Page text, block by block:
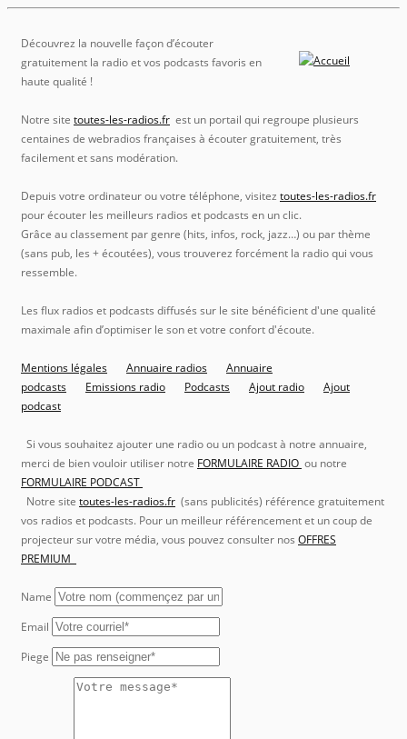
Découvrez la nouvelle façon d’écouter
gratuitement la radio et vos podcasts favoris en
haute qualité !
Notre site toutes-les-radios.fr est un portail qui regroupe plusieurs
centaines de webradios françaises à écouter gratuitement, très
facilement et sans modération.
Depuis votre ordinateur ou votre téléphone, visitez toutes-les-radios.fr
pour écouter les meilleurs radios et podcasts en un clic.
Grâce au classement par genre (hits, infos, rock, jazz…) ou par thème
(sans pub, les + écoutées), vous trouverez forcément la radio qui vous
ressemble.
Les flux radios et podcasts diffusés sur le site bénéficient d'une qualité
maximale afin d’optimiser le son et votre confort d'écoute.
Mentions légales Annuaire radios
Annuaire
podcasts
Emissions radio Podcasts Ajout radio
Ajout
podcast
Si vous souhaitez ajouter une radio ou un podcast à notre annuaire,
merci de bien vouloir utiliser notre FORMULAIRE RADIO ou notre
FORMULAIRE PODCAST
Notre site toutes-les-radios.fr (sans publicités) référence gratuitement
vos radios et podcasts. Pour un meilleur référencement et un coup de
projecteur sur votre média, vous pouvez consulter nos OFFRES
PREMIUM
Name
Email
Piege